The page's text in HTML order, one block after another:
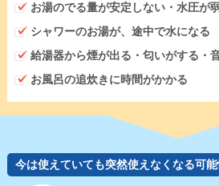
お湯のでる量が安定しない・水圧が
シャワーのお湯が、途中で水になる
給湯器から煙が出る・匂いがする・
お風呂の追炊きに時間がかかる
今は使えていても突然使えなくなる可能